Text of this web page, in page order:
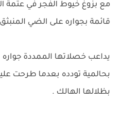
مع بزوغ خيوط الفجر في عتمة
قائمة بجواره على الضي
يداعب خصلاتها الممددة
بحالمية تودده بعدما طرحت
بظلالها الهالك .